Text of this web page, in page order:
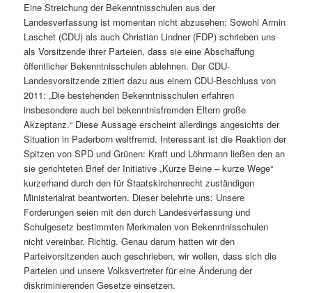
Eine Streichung der Bekenntnisschulen aus der
Landesverfassung ist momentan nicht abzusehen: Sowohl Armin
Laschet (CDU) als auch Christian Lindner (FDP) schrieben uns
als Vorsitzende ihrer Parteien, dass sie eine Abschaffung
öffentlicher Bekenntnisschulen ablehnen. Der CDU-
Landesvorsitzende zitiert dazu aus einem CDU-Beschluss von
2011: „Die bestehenden Bekenntnisschulen erfahren
insbesondere auch bei bekenntnisfremden Eltern große
Akzeptanz.“ Diese Aussage erscheint allerdings angesichts der
Situation in Paderborn weltfremd. Interessant ist die Reaktion der
Spitzen von SPD und Grünen: Kraft und Löhrmann ließen den an
sie gerichteten Brief der Initiative „Kurze Beine – kurze Wege“
kurzerhand durch den für Staatskirchenrecht zuständigen
Ministerialrat beantworten. Dieser belehrte uns: Unsere
Forderungen seien mit den durch Landesverfassung und
Schulgesetz bestimmten Merkmalen von Bekenntnisschulen
nicht vereinbar. Richtig. Genau darum hatten wir den
Parteivorsitzenden auch geschrieben, wir wollen, dass sich die
Parteien und unsere Volksvertreter für eine Änderung der
diskriminierenden Gesetze einsetzen.